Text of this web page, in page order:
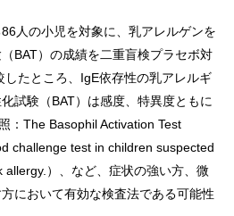
人の小児を対象に、乳アレルゲンを
BAT）の成績を二重盲検プラセボ対
したところ、IgE依存性の乳アレルギ
試験（BAT）は感度、特異度ともに
：The Basophil Activation Test
challenge test in children suspected
）、など、症状の強い方、微
において有効な検査法である可能性